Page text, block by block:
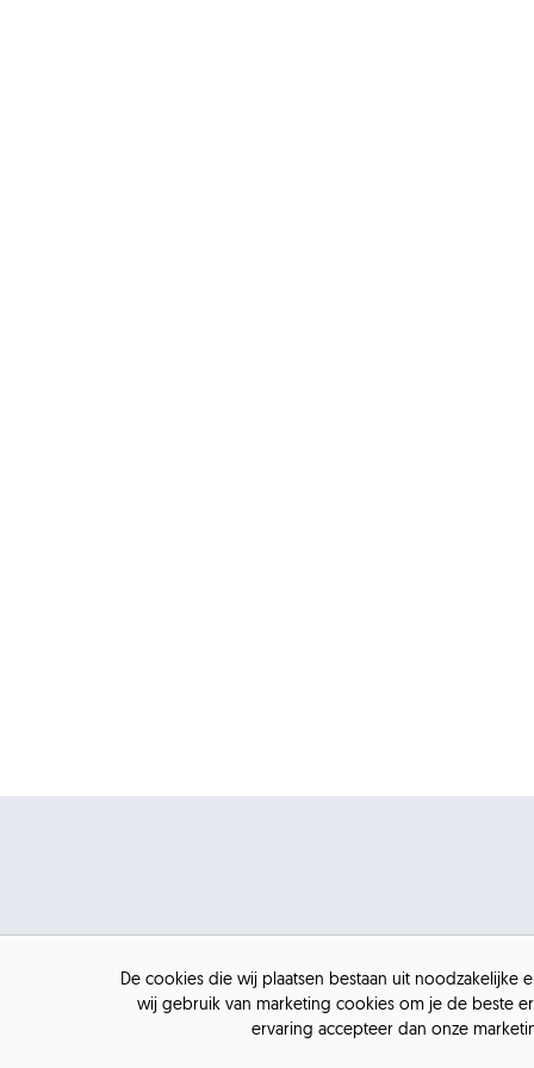
De cookies die wij plaatsen bestaan uit noodzakelijke
wij gebruik van marketing cookies om je de beste
ervaring accepteer dan onze